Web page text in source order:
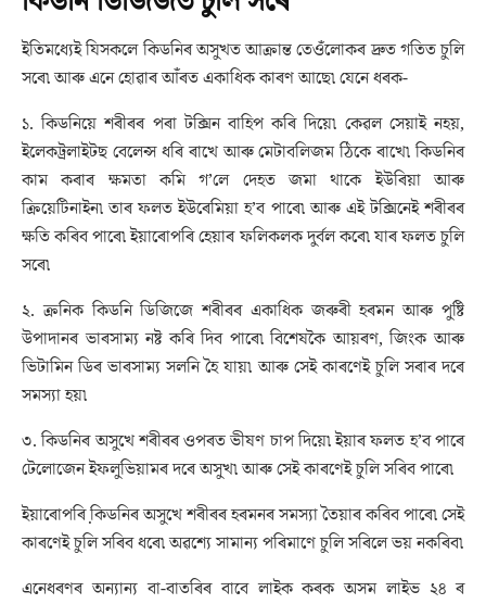
ইতিমধ্যেই যিসকলে কিডনিৰ অসুখত আক্ৰান্ত তেওঁলোকৰ দ্ৰুত গতিত চুলি
সৰে৷ আৰু এনে হোৱাৰ আঁৰত একাধিক কাৰণ আছে৷ যেনে ধৰক-
১. কিডনিয়ে শৰীৰৰ পৰা টক্সিন বাহিপ কৰি দিয়ে৷ কেৱল সেয়াই নহয়,
ইলেকট্ৰলাইটছ বেলেন্স ধৰি ৰাখে আৰু মেটাবলিজম ঠিকে ৰাখে৷ কিডনিৰ
কাম কৰাৰ ক্ষমতা কমি গ’লে দেহত জমা থাকে ইউৰিয়া আৰু
ক্ৰিয়েটিনাইন৷ তাৰ ফলত ইউৰেমিয়া হ’ব পাৰে৷ আৰু এই টক্সিনেই শৰীৰৰ
ক্ষতি কৰিব পাৰে৷ ইয়াৰোপৰি হেয়াৰ ফলিকলক দুৰ্বল কৰে৷ যাৰ ফলত চুলি
সৰে৷
২. ক্ৰনিক কিডনি ডিজিজে শৰীৰৰ একাধিক জৰুৰী হৰমন আৰু পুষ্টি
উপাদানৰ ভাৰসাম্য নষ্ট কৰি দিব পাৰে৷ বিশেষকৈ আয়ৰণ, জিংক আৰু
ভিটামিন ডিৰ ভাৰসাম্য সলনি হৈ যায়৷ আৰু সেই কাৰণেই চুলি সৰাৰ দৰে
সমস্যা হয়৷
৩. কিডনিৰ অসুখে শৰীৰৰ ওপৰত ভীষণ চাপ দিয়ে৷ ইয়াৰ ফলত হ’ব পাৰে
টেলোজেন ইফলুভিয়ামৰ দৰে অসুখ৷ আৰু সেই কাৰণেই চুলি সৰিব পাৰে৷
ইয়াৰোপৰি কি়ডনিৰ অসুখে শৰীৰৰ হৰমনৰ সমস্যা তৈয়াৰ কৰিব পাৰে৷ সেই
কাৰণেই চুলি সৰিব ধৰে৷ অৱশ্যে সামান্য পৰিমাণে চুলি সৰিলে ভয় নকৰিব৷
এনেধৰণৰ অন্যান্য বা-বাতৰিৰ বাবে লাইক কৰক অসম লাইভ ২৪ ৰ